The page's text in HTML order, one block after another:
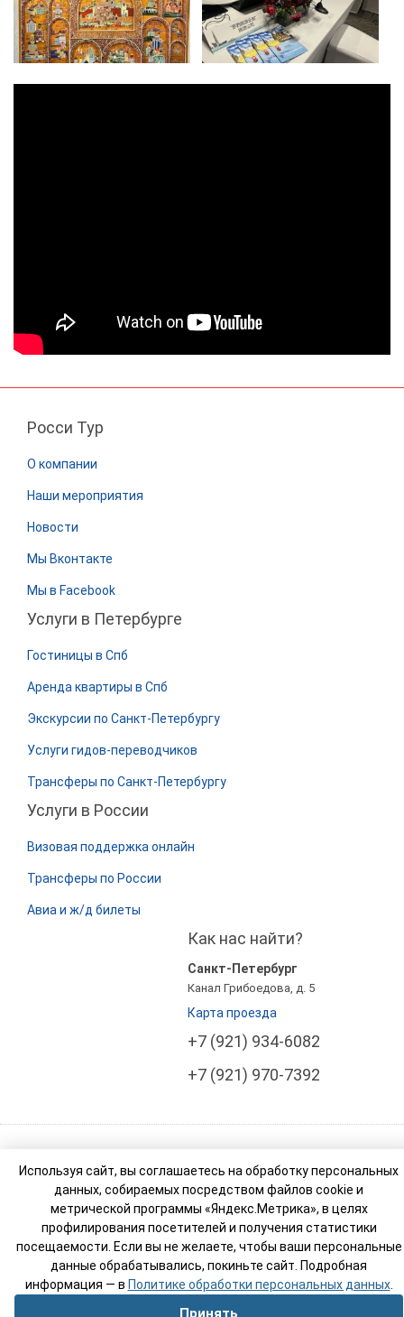
Росси Тур
О компании
Наши мероприятия
Новости
Мы Вконтакте
Мы в Facebook
Услуги в Петербурге
Гостиницы в Спб
Аренда квартиры в Спб
Экскурсии по Санкт-Петербургу
Услуги гидов-переводчиков
Трансферы по Санкт-Петербургу
Услуги в России
Визовая поддержка онлайн
Трансферы по России
Авиа и ж/д билеты
Как нас найти?
Санкт-Петербург
Канал Грибоедова, д. 5
Карта проезда
+7 (921) 934-6082
+7 (921) 970-7392
© Компания Росси Тур Бизнес (РТ Бизнес). 2003-
2026
Реестровый номер туроператора: МВТ 007765
Используя сайт, вы соглашаетесь на обработку персональных
данных, собираемых посредством файлов cookie и
метрической программы «Яндекс.Метрика», в целях
профилирования посетителей и получения статистики
посещаемости. Если вы не желаете, чтобы ваши персональные
данные обрабатывались, покиньте сайт. Подробная
информация — в Политике обработки персональных данных.
Принять